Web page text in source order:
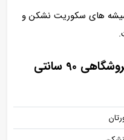
های سکوریت نشکن و
90 سانتی